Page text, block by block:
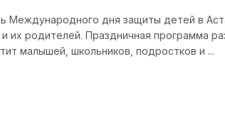
Международного дня защиты детей в
их родителей. Праздничная программа
малышей, школьников, подростков и ...